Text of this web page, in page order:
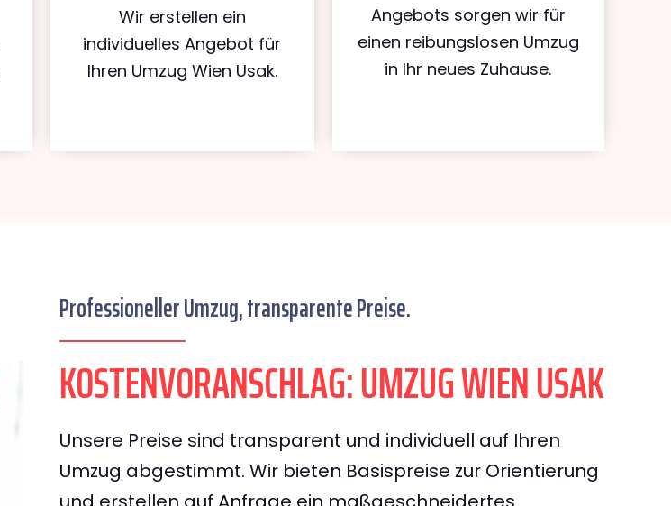
Wir erstellen ein
individuelles Angebot für
Ihren Umzug Wien Usak.
Angebots sorgen wir für
einen reibungslosen Umzug
in Ihr neues Zuhause.
Professioneller Umzug, transparente Preise.
KOSTENVORANSCHLAG: UMZUG WIEN USAK
Unsere Preise sind transparent und individuell auf Ihren
Umzug abgestimmt. Wir bieten Basispreise zur Orientierung